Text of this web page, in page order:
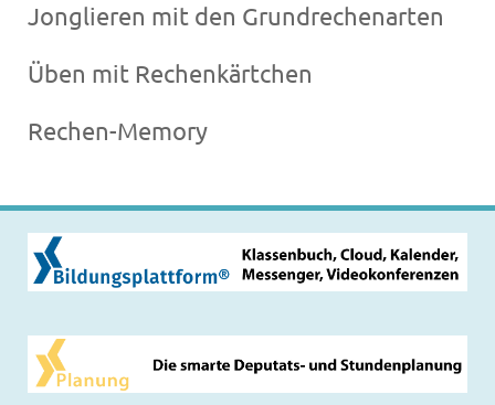
Jonglieren mit den Grundrechenarten
Üben mit Rechenkärtchen
Rechen-Memory